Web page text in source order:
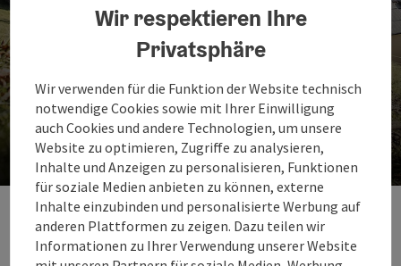
Bilddatenbank
Finde hier Bilder zum Download.
Wir respektieren Ihre
Privatsphäre
Wir verwenden für die Funktion der Website technisch
notwendige Cookies sowie mit Ihrer Einwilligung
auch Cookies und andere Technologien, um unsere
Website zu optimieren, Zugriffe zu analysieren,
Inhalte und Anzeigen zu personalisieren, Funktionen
für soziale Medien anbieten zu können, externe
Inhalte einzubinden und personalisierte Werbung auf
anderen Plattformen zu zeigen. Dazu teilen wir
Informationen zu Ihrer Verwendung unserer Website